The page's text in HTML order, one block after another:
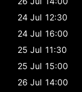
24 Jul 12:30
24 Jul 16:00
25 Jul 11:30
25 Jul 15:00
26 Jul 14:00